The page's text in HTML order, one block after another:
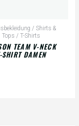
/ Shirts &
Tops / T-Shirts
TEAM V-NECK
SHIRT DAMEN